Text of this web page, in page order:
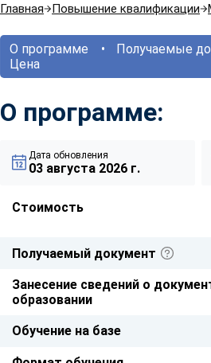
Главная Повышение квалификации
О программе Получаемые
Цена
О программе:
Дата обновления
03 августа 2026 г.
Стоимость
Получаемый документ
Занесение сведений о
образовании
Обучение на базе